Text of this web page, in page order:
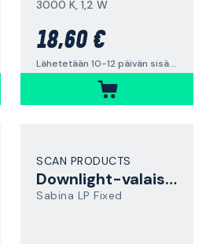
3000 K, 1,2 W
18,60 €
Lähetetään 10-12 päivän sisällä
SCAN PRODUCTS
Downlight-valaisin
Sabina LP Fixed